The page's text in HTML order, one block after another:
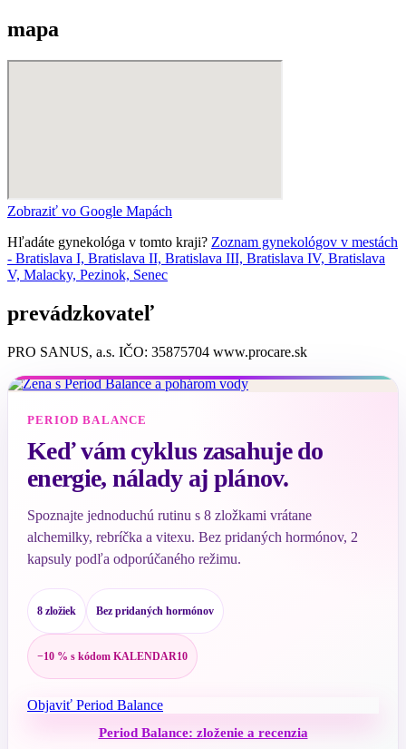
mapa
Zobraziť vo Google Mapách
Hľadáte gynekológa v tomto kraji? Zoznam gynekológov v mestách
- Bratislava I, Bratislava II, Bratislava III, Bratislava IV, Bratislava
V, Malacky, Pezinok, Senec
prevádzkovateľ
PRO SANUS, a.s. IČO: 35875704 www.procare.sk
PERIOD BALANCE
Keď vám cyklus zasahuje do
energie, nálady aj plánov.
Spoznajte jednoduchú rutinu s 8 zložkami vrátane
alchemilky, rebríčka a vitexu. Bez pridaných hormónov, 2
kapsuly podľa odporúčaného režimu.
8 zložiek Bez pridaných hormónov
−10 % s kódom KALENDAR10
Objaviť Period Balance
Period Balance: zloženie a recenzia